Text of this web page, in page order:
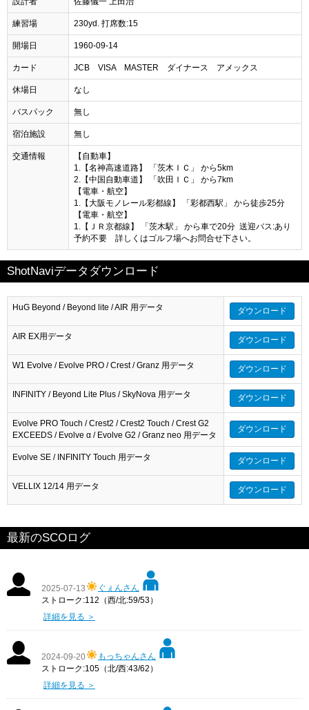
練習場 230yd. 打席数:15
開場日 1960-09-14
カード JCB VISA MASTER ダイナース アメックス
休場日 なし
バスパック 無し
宿泊施設 無し
交通情報
【自動車】
1.【名神高速道路】 「茨木ＩＣ」 から5km
2.【中国自動車道】 「吹田ＩＣ」 から7km
【電車・航空】
1.【大阪モノレール彩都線】 「彩都西駅」 から徒歩25分
【電車・航空】
1.【ＪＲ京都線】 「茨木駅」 から車で20分 送迎バス:あり
予約不要 詳しくはゴルフ場へお問合せ下さい。
ShotNaviデータダウンロード
HuG Beyond / Beyond lite / AIR 用データ ダウンロード
AIR EX用データ ダウンロード
W1 Evolve / Evolve PRO / Crest / Granz 用データ ダウンロード
INFINITY / Beyond Lite Plus / SkyNova 用データ ダウンロード
Evolve PRO Touch / Crest2 / Crest2 Touch / Crest G2
EXCEEDS / Evolve α / Evolve G2 / Granz neo 用データ
ダウンロード
Evolve SE / INFINITY Touch 用データ ダウンロード
VELLIX 12/14 用データ ダウンロード
最新のSCOログ
2025-07-13
ぐぇんさん
ストローク:112（西/北:59/53）
詳細を見る ＞
2024-09-20
もっちゃんさん
ストローク:105（北/西:43/62）
詳細を見る ＞